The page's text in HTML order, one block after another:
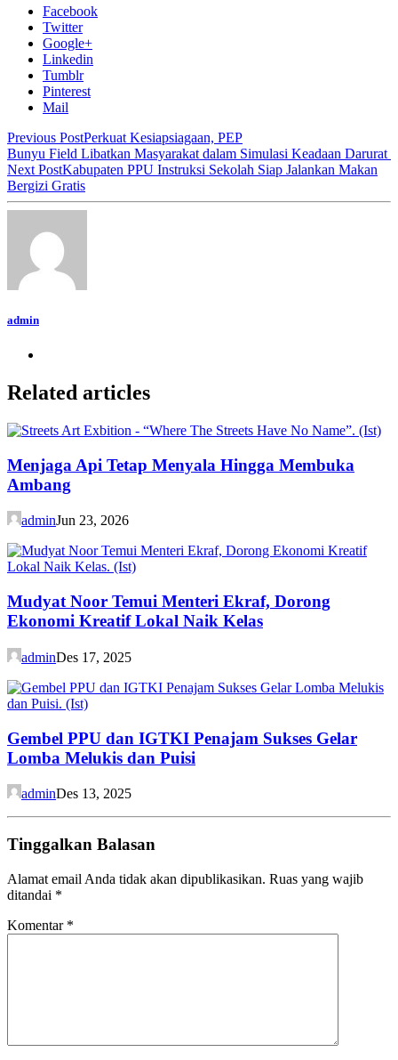
Facebook
Twitter
Google+
Linkedin
Tumblr
Pinterest
Mail
Previous PostPerkuat Kesiapsiagaan, PEP
Bunyu Field Libatkan Masyarakat dalam Simulasi Keadaan Darurat
Next PostKabupaten PPU Instruksi Sekolah Siap Jalankan Makan
Bergizi Gratis
admin
Related articles
Menjaga Api Tetap Menyala Hingga Membuka
Ambang
adminJun 23, 2026
Mudyat Noor Temui Menteri Ekraf, Dorong
Ekonomi Kreatif Lokal Naik Kelas
adminDes 17, 2025
Gembel PPU dan IGTKI Penajam Sukses Gelar
Lomba Melukis dan Puisi
adminDes 13, 2025
Tinggalkan Balasan
Alamat email Anda tidak akan dipublikasikan. Ruas yang wajib
ditandai *
Komentar *